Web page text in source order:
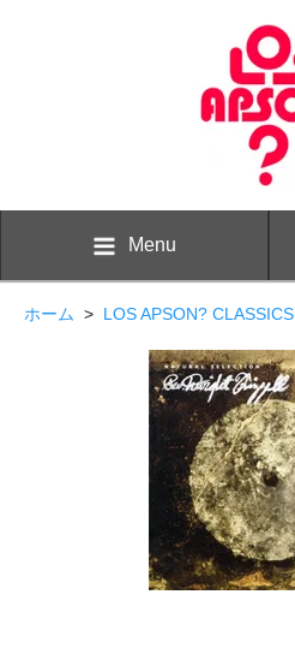
Menu
ホーム > LOS APSON? CLASSICS